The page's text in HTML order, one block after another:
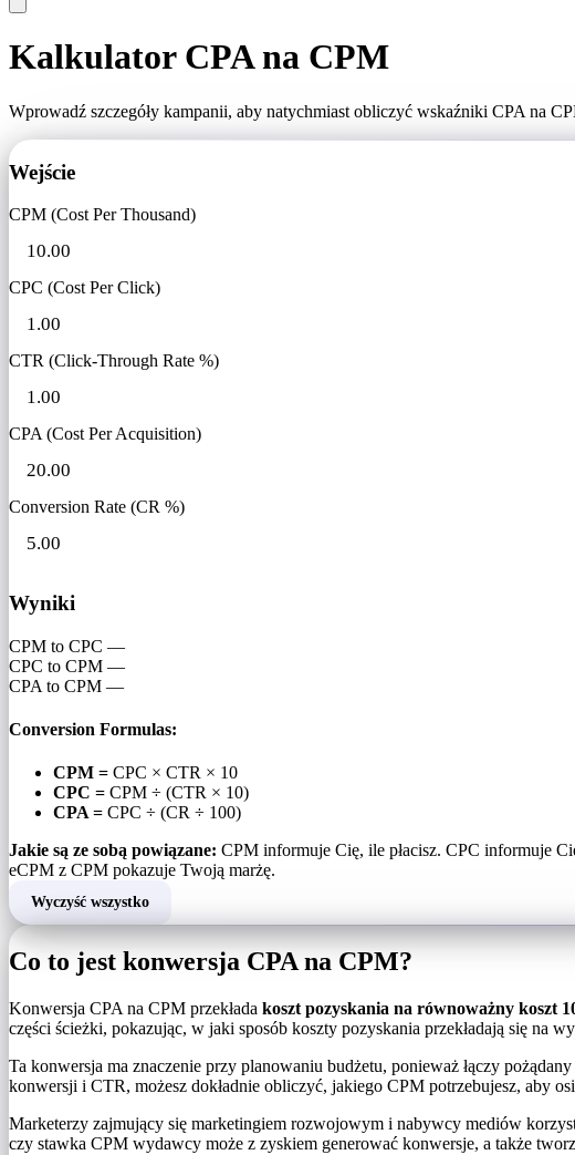
Kalkulator CPA na CPM
Wprowadź szczegóły kampanii, aby natychmiast obliczyć wskaźniki CPA na
Wejście
CPM (Cost Per Thousand)
CPC (Cost Per Click)
CTR (Click-Through Rate %)
CPA (Cost Per Acquisition)
Conversion Rate (CR %)
Wyniki
CPM to CPC —
CPC to CPM —
CPA to CPM —
Conversion Formulas:
CPM = CPC × CTR × 10
CPC = CPM ÷ (CTR × 10)
CPA = CPC ÷ (CR ÷ 100)
Jakie są ze sobą powiązane: CPM informuje Cię, ile płacisz. CPC informuje
eCPM z CPM pokazuje Twoją marżę.
Wyczyść wszystko
Co to jest konwersja CPA na CPM?
Konwersja CPA na CPM przekłada koszt pozyskania na równoważny koszt
części ścieżki, pokazując, w jaki sposób koszty pozyskania przekładają się na
Ta konwersja ma znaczenie przy planowaniu budżetu, ponieważ łączy
konwersji i CTR, możesz dokładnie obliczyć, jakiego CPM potrzebujesz, aby
Marketerzy zajmujący się marketingiem rozwojowym i nabywcy mediów
czy stawka CPM wydawcy może z zyskiem generować konwersje, a także